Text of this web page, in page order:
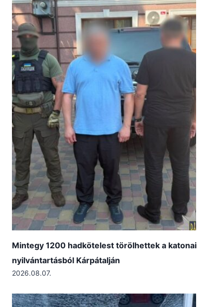
Mintegy 1200 hadkötelest törölhettek a katonai
nyilvántartásból Kárpátalján
2026.08.07.